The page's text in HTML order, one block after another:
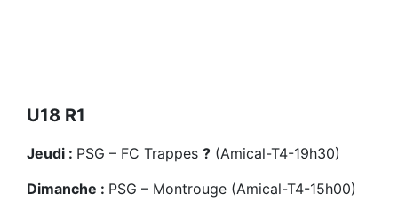
U18 R1
Jeudi : PSG – FC Trappes ? (Amical-T4-19h30)
Dimanche : PSG – Montrouge (Amical-T4-15h00)